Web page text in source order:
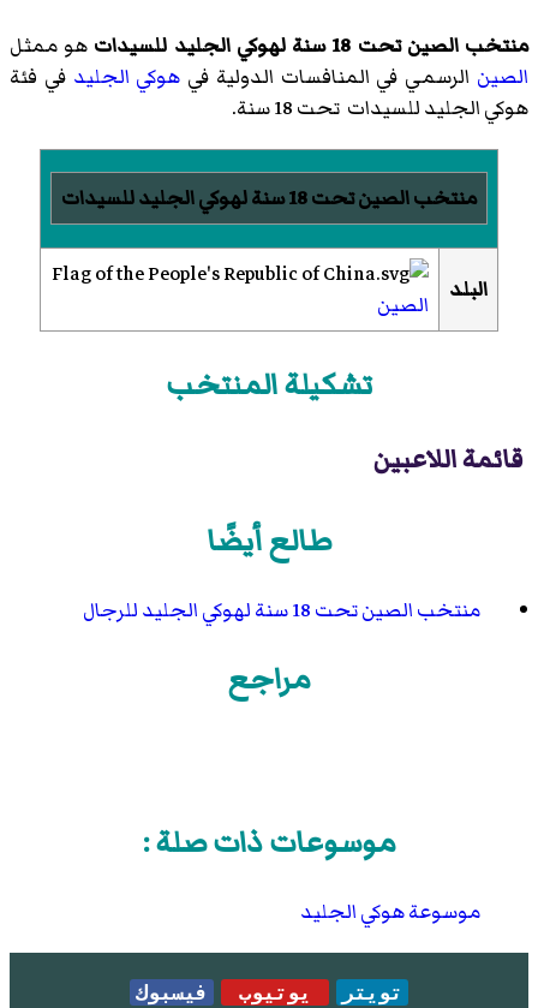
منتخب الصين تحت 18 سنة لهوكي الجليد للسيدات
هو ممثل
الصين الرسمي في المنافسات الدولية في هوكي الجليد في فئة
هوكي الجليد للسيدات تحت 18 سنة.
منتخب الصين تحت 18 سنة لهوكي الجليد للسيدات
البلد الصين
تشكيلة المنتخب
قائمة اللاعبين
طالع أيضًا
منتخب الصين تحت 18 سنة لهوكي الجليد للرجال
مراجع
موسوعات ذات صلة :
موسوعة هوكي الجليد
تويتر يوتيوب فيسبوك